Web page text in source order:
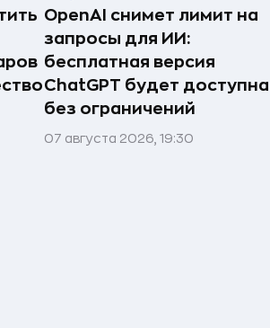
OpenAI снимет лимит на
запросы для ИИ:
бесплатная версия
ChatGPT будет доступна
без ограничений
07 августа 2026, 19:30